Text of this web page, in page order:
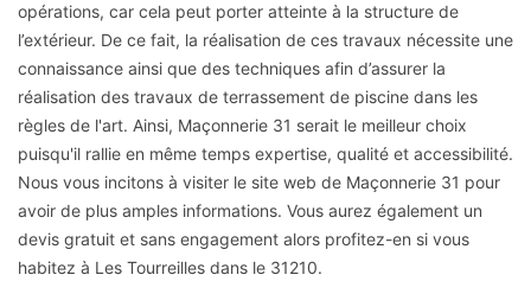
opérations, car cela peut porter atteinte à la structure de
l’extérieur. De ce fait, la réalisation de ces travaux nécessite une
connaissance ainsi que des techniques afin d’assurer la
réalisation des travaux de terrassement de piscine dans les
règles de l'art. Ainsi, Maçonnerie 31 serait le meilleur choix
puisqu'il rallie en même temps expertise, qualité et accessibilité.
Nous vous incitons à visiter le site web de Maçonnerie 31 pour
avoir de plus amples informations. Vous aurez également un
devis gratuit et sans engagement alors profitez-en si vous
habitez à Les Tourreilles dans le 31210.